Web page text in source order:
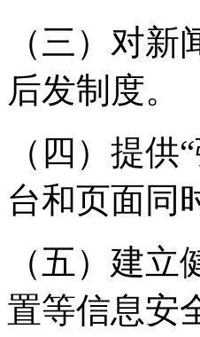
（三）对
后发制度。
（四）提
台和页面同
（五）建
置等信息安